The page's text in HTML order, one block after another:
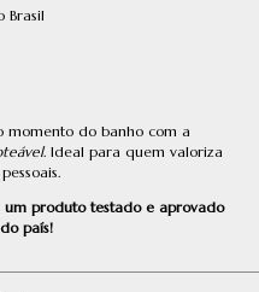
Brasil
momento do banho com a
. Ideal para quem valoriza
produto testado e aprovado
país!